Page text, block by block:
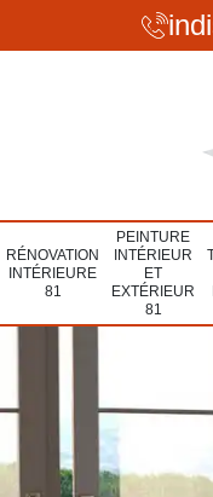
RÉNOVATION
INTÉRIEURE
81
PEINTURE
INTÉRIEUR
ET
EXTÉRIEUR
81